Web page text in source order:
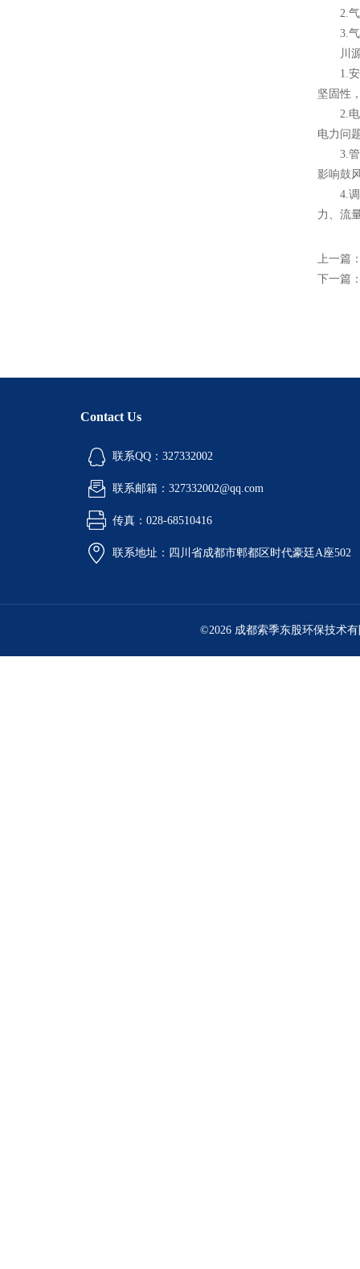
2.气体
3.气体
川源
1.安装
坚固性
2.电源
电力问
3.管道
影响鼓
4.调试
力、流
上一篇
下一篇
Contact Us
联系QQ：327332002
联系邮箱：327332002@qq.com
传真：028-68510416
联系地址：四川省成都市郫都区时代豪廷A座502
©2026 成都索季东股环保技术